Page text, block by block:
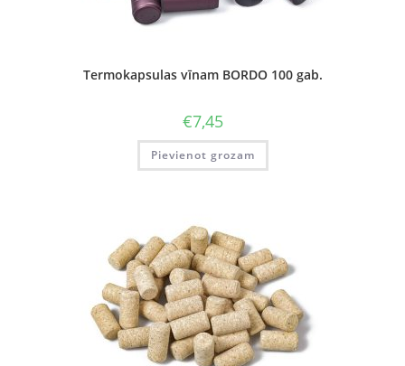
Termokapsulas vīnam BORDO 100 gab.
€7,45
Pievienot grozam